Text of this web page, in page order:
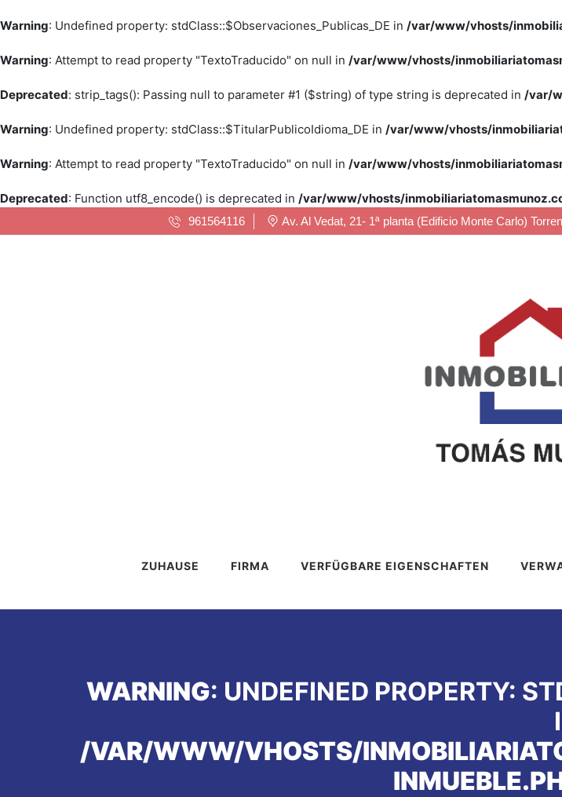
Warning: Undefined property: stdClass::$Observaciones_Publicas_DE in /var/www/vhosts/
Warning: Attempt to read property "TextoTraducido" on null in /var/www/vhosts/
Deprecated: strip_tags(): Passing null to parameter #1 ($string) of type string is deprecated in /var/
Warning: Undefined property: stdClass::$TitularPublicoIdioma_DE in /var/www/vhosts/
Warning: Attempt to read property "TextoTraducido" on null in /var/www/vhosts/
Deprecated: Function utf8_encode() is deprecated in /var/www/vhosts/
961564116 Av. Al Vedat, 21- 1ª planta (Edificio Monte Carlo)
ZUHAUSE FIRMA VERFÜGBARE EIGENSCHAFTEN
WARNING: UNDEFINED PROPERTY:
/VAR/WWW/VHOSTS/